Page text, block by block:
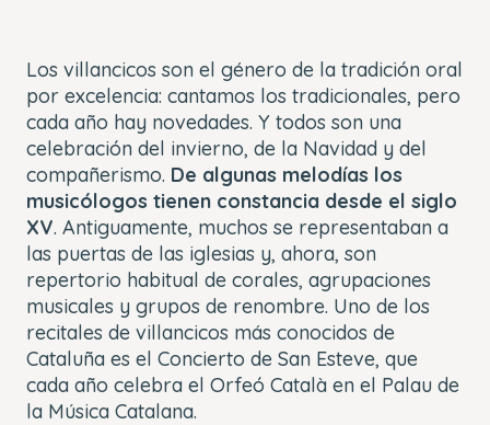
Los villancicos son el género de la tradición oral
por excelencia: cantamos los tradicionales, pero
cada año hay novedades. Y todos son una
celebración del invierno, de la Navidad y del
compañerismo. De algunas melodías los
musicólogos tienen constancia desde el siglo
XV. Antiguamente, muchos se representaban a
las puertas de las iglesias y, ahora, son
repertorio habitual de corales, agrupaciones
musicales y grupos de renombre. Uno de los
recitales de villancicos más conocidos de
Cataluña es el Concierto de San Esteve, que
cada año celebra el Orfeó Català en el Palau de
la Música Catalana.